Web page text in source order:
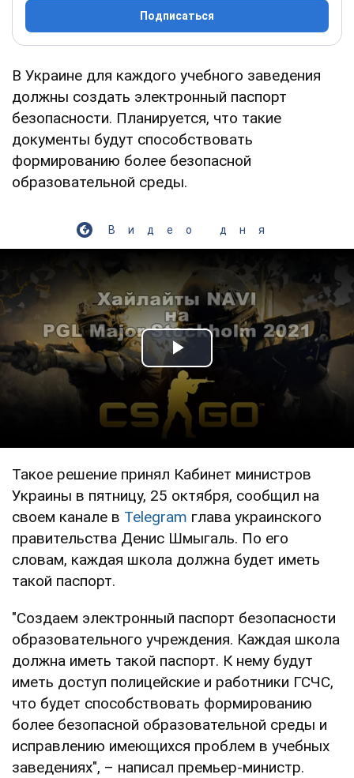
Подписаться
В Украине для каждого учебного заведения
должны создать электронный паспорт
безопасности. Планируется, что такие
документы будут способствовать
формированию более безопасной
образовательной среды.
Видео дня
Play Video
Такое решение принял Кабинет министров
Украины в пятницу, 25 октября, сообщил на
своем канале в Telegram глава украинского
правительства Денис Шмыгаль. По его
словам, каждая школа должна будет иметь
такой паспорт.
"Создаем электронный паспорт безопасности
образовательного учреждения. Каждая школа
должна иметь такой паспорт. К нему будут
иметь доступ полицейские и работники ГСЧС,
что будет способствовать формированию
более безопасной образовательной среды и
исправлению имеющихся проблем в учебных
заведениях", – написал премьер-министр.